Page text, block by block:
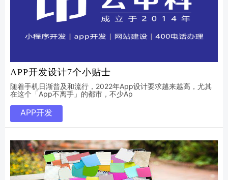
APP开发设计7个小贴士
随着手机日渐普及和流行，2022年App设计要求越来越高，尤其
在这个「App不离手」的都市，不少Ap
APP开发